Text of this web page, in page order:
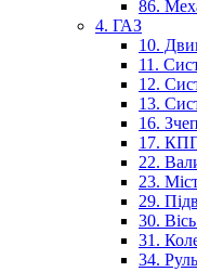
86.
4. ГАЗ
10.
11.
12.
13.
16.
17.
22.
23.
29.
30.
31.
34.